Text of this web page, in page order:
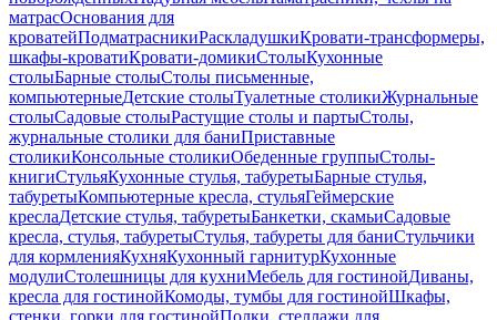
матрасОснования для
кроватейПодматрасникиРаскладушкиКровати-трансформеры,
шкафы-кроватиКровати-домикиСтолыКухонные
столыБарные столыСтолы письменные,
компьютерныеДетские столыТуалетные столикиЖурнальные
столыСадовые столыРастущие столы и партыСтолы,
журнальные столики для баниПриставные
столикиКонсольные столикиОбеденные группыСтолы-
книгиСтульяКухонные стулья, табуретыБарные стулья,
табуретыКомпьютерные кресла, стульяГеймерские
креслаДетские стулья, табуретыБанкетки, скамьиСадовые
кресла, стулья, табуретыСтулья, табуреты для баниСтульчики
для кормленияКухняКухонный гарнитурКухонные
модулиСтолешницы для кухниМебель для гостинойДиваны,
кресла для гостинойКомоды, тумбы для гостинойШкафы,
стенки, горки для гостинойПолки, стеллажи для